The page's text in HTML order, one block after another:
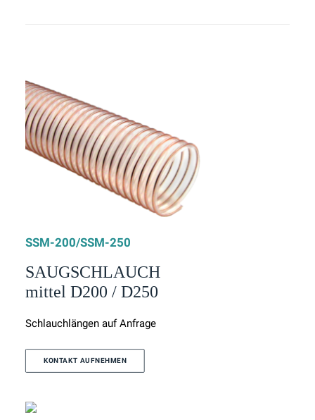
SSM-200/SSM-250
SAUGSCHLAUCH
mittel D200 / D250
Schlauchlängen auf Anfrage
KONTAKT AUFNEHMEN